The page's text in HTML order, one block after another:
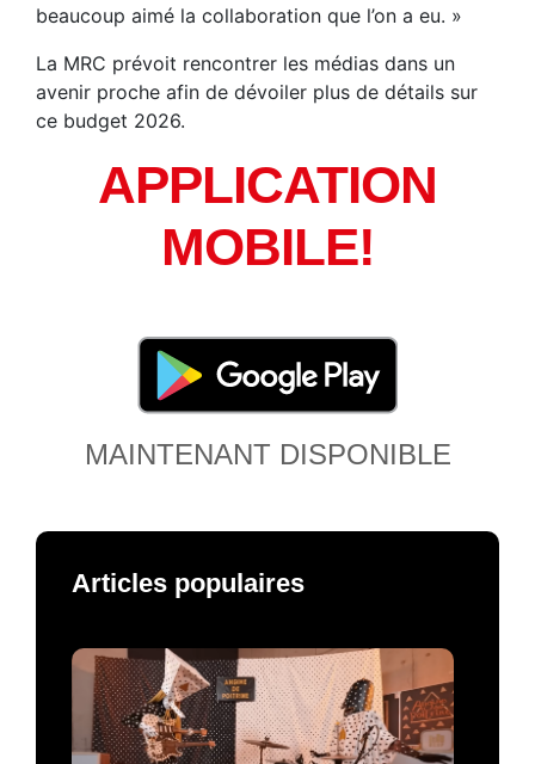
beaucoup aimé la collaboration que l’on a eu. »
La MRC prévoit rencontrer les médias dans un
avenir proche afin de dévoiler plus de détails sur
ce budget 2026.
APPLICATION
MOBILE!
MAINTENANT DISPONIBLE
Articles populaires